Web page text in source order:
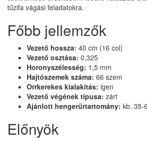
tűzifa vágási feladatokra.
Főbb jellemzők
Vezető hossza: 40 cm (16 col)
Vezető osztása: 0,325
Horonyszélesség: 1,5 mm
Hajtószemek száma: 66 szem
Orrkerekes kialakítás: igen
Vezető végének típusa: zárt
Ajánlott hengerűrtartomány: kb. 35-
Előnyök